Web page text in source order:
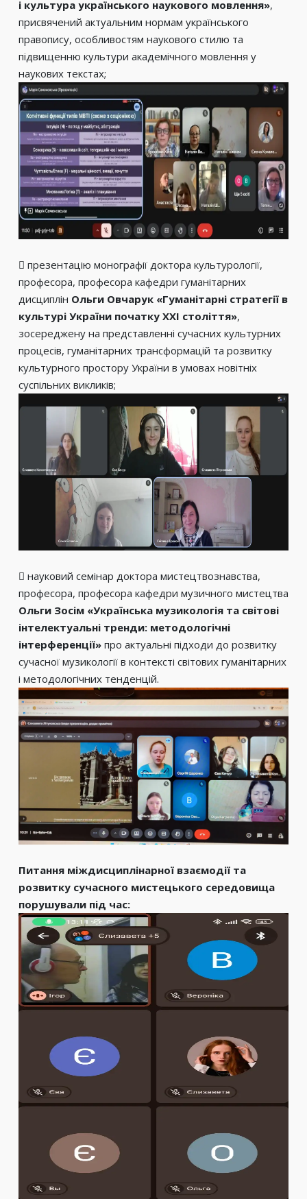
і культура українського наукового мовлення»,
присвячений актуальним нормам українського
правопису, особливостям наукового стилю та
підвищенню культури академічного мовлення у
наукових текстах;
 презентацію монографії доктора культурології,
професора, професора кафедри гуманітарних
дисциплін Ольги Овчарук «Гуманітарні стратегії в
культурі України початку ХХІ століття»,
зосереджену на представленні сучасних культурних
процесів, гуманітарних трансформацій та розвитку
культурного простору України в умовах новітніх
суспільних викликів;
 науковий семінар доктора мистецтвознавства,
професора, професора кафедри музичного мистецтва
Ольги Зосім «Українська музикологія та світові
інтелектуальні тренди: методологічні
інтерференції» про актуальні підходи до розвитку
сучасної музикології в контексті світових гуманітарних
і методологічних тенденцій.
Питання міждисциплінарної взаємодії та
розвитку сучасного мистецького середовища
порушували під час: